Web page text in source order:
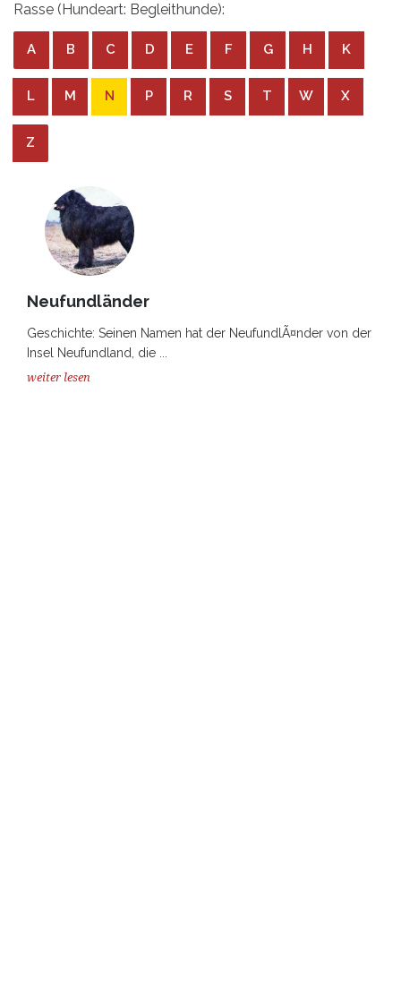
Rasse (Hundeart: Begleithunde):
A B C D E F G H K
L M N P R S T W X
Z
Neufundländer
Geschichte: Seinen Namen hat der NeufundlÃ¤nder von der
Insel Neufundland, die ...
weiter lesen